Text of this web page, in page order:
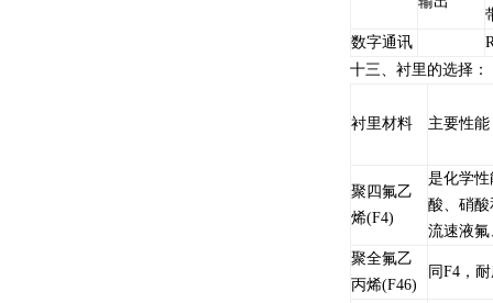
数字通讯
十三、衬里的选择：
衬里材料 主要性能
聚四氟乙
烯(F4)
是化学
酸、硝
流速液
聚全氟乙
丙烯(F46)
同F4，